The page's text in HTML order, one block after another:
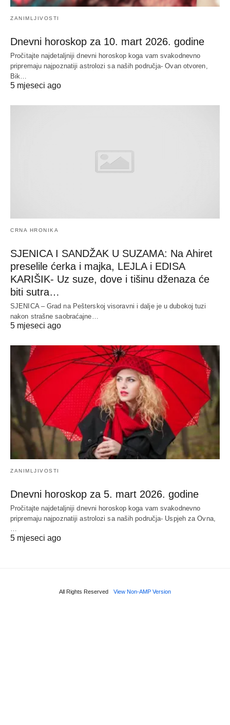
ZANIMLJIVOSTI
Dnevni horoskop za 10. mart 2026. godine
Pročitajte najdetaljniji dnevni horoskop koga vam svakodnevno
pripremaju najpoznatiji astrolozi sa naših područja- Ovan otvoren,
Bik…
5 mjeseci ago
CRNA HRONIKA
SJENICA I SANDŽAK U SUZAMA: Na Ahiret
preselile ćerka i majka, LEJLA i EDISA
KARIŠIK- Uz suze, dove i tišinu dženaza će
biti sutra…
SJENICA – Grad na Pešterskoj visoravni i dalje je u dubokoj tuzi
nakon strašne saobraćajne…
5 mjeseci ago
ZANIMLJIVOSTI
Dnevni horoskop za 5. mart 2026. godine
Pročitajte najdetaljniji dnevni horoskop koga vam svakodnevno
pripremaju najpoznatiji astrolozi sa naših područja- Uspjeh za Ovna,
…
5 mjeseci ago
All Rights Reserved View Non-AMP Version